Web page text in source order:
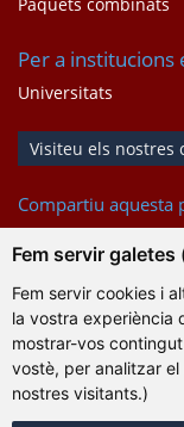
Fem servir galetes
Fem servir cookies i
la vostra experiència
mostrar-vos
vostè, per analitzar el
nostres visitants.)
Paquets combinats
Per a institucions
Universitats
Visiteu els nostres
Compartiu aquesta
© Gazanta Project
Condicions d'ús|
Informació tècnica